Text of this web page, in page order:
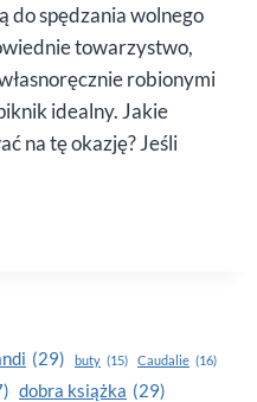
do spędzania wolnego
towarzystwo,
robionymi
idealny. Jakie
na tę okazję? Jeśli
(29) buty (15) Caudalie (16)
dobra książka (29)